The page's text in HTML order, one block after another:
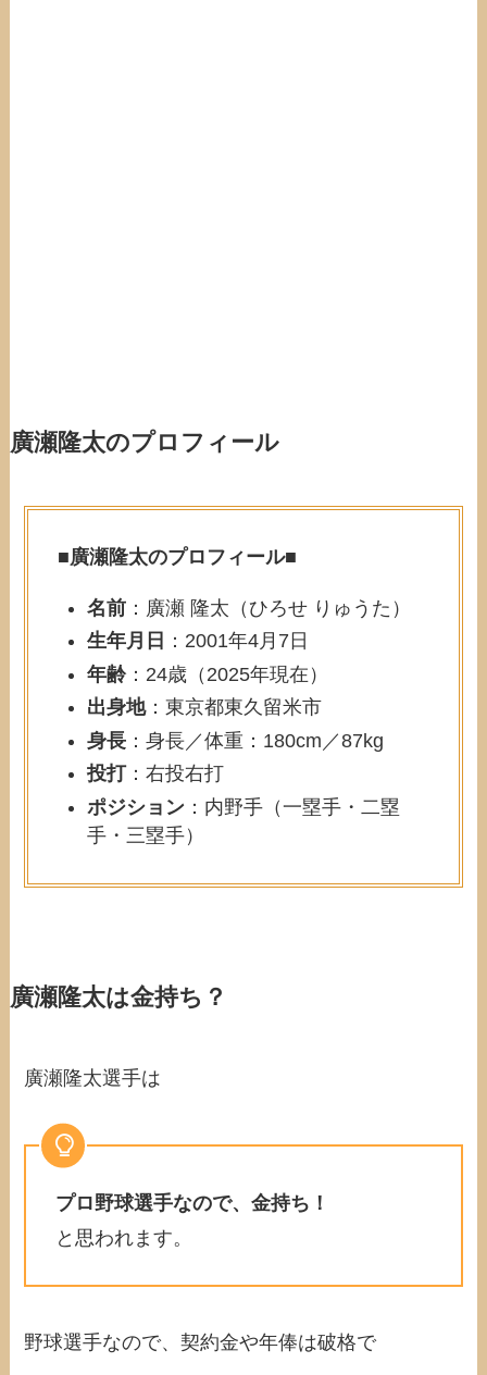
廣瀬隆太のプロフィール
■廣瀬隆太のプロフィール■
名前 ：廣瀬 隆太（ひろせ りゅうた）
生年月日 ：2001年4月7日
年齢：24歳（2025年現在）
出身地：東京都東久留米市
身長 ：身長／体重：180cm／87kg
投打：右投右打
ポジション ：内野手（一塁手・二塁
手・三塁手）
廣瀬隆太は金持ち？
廣瀬隆太選手は
プロ野球選手なので、金持ち！
と思われます。
野球選手なので、契約金や年俸は破格で